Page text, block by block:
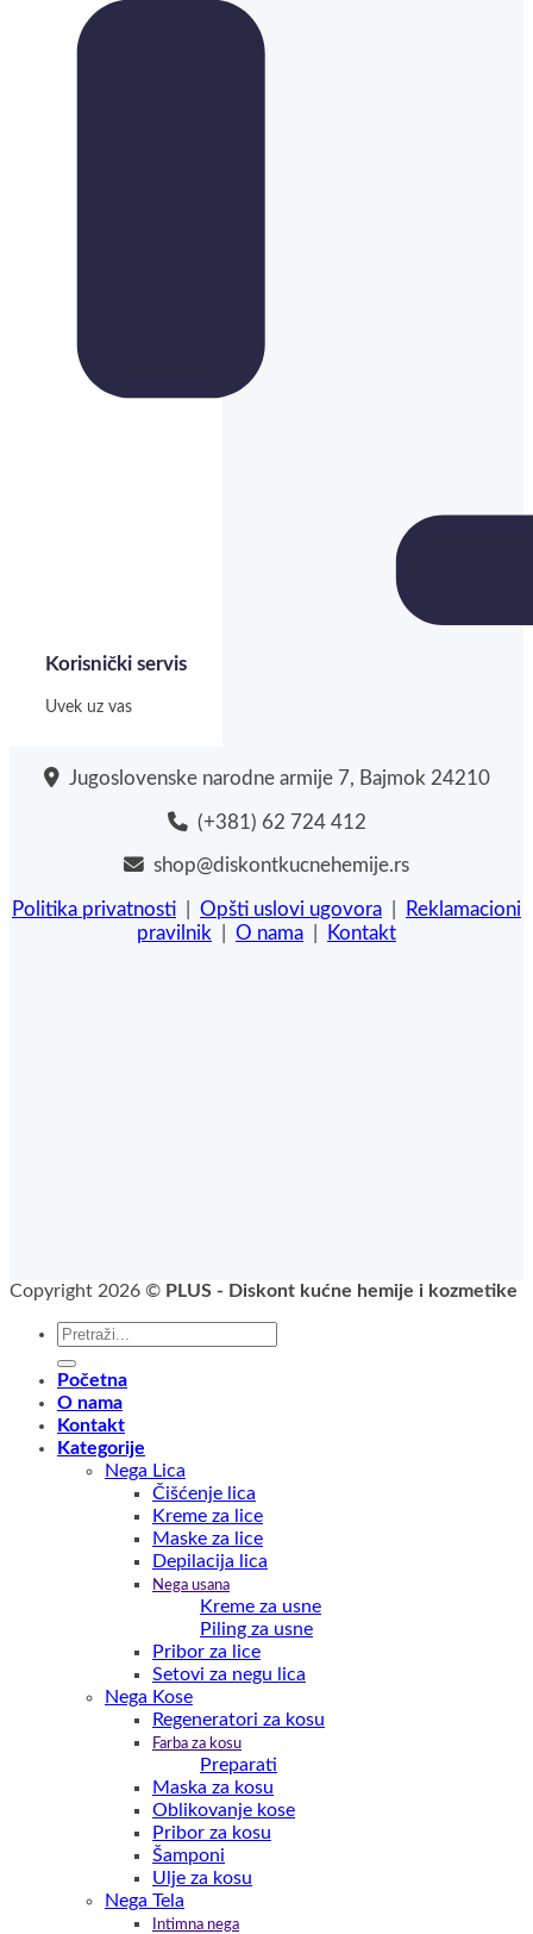
Korisnički servis
Uvek uz vas
Jugoslovenske narodne armije 7, Bajmok 24210
(+381) 62 724 412
shop@diskontkucnehemije.rs
Politika privatnosti Opšti uslovi ugovora
Reklamacioni
pravilnik
O nama Kontakt
Copyright 2026 © PLUS - Diskont kućne hemije i kozmetike
Pretraga
Početna
O nama
Kontakt
Kategorije
Nega Lica
Čišćenje lica
Kreme za lice
Maske za lice
Depilacija lica
Nega usana
Kreme za usne
Piling za usne
Pribor za lice
Setovi za negu lica
Nega Kose
Regeneratori za kosu
Farba za kosu
Preparati
Maska za kosu
Oblikovanje kose
Pribor za kosu
Šamponi
Ulje za kosu
Nega Tela
Intimna nega